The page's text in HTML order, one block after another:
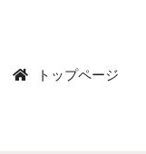
トップページ